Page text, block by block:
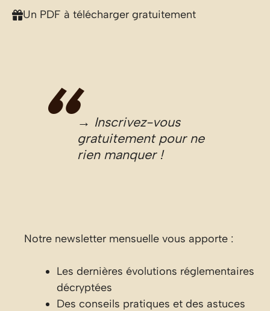
Un PDF à télécharger gratuitement
→ Inscrivez-vous
gratuitement pour ne
rien manquer !
Notre newsletter mensuelle vous apporte :
Les dernières évolutions réglementaires
décryptées
Des conseils pratiques et des astuces